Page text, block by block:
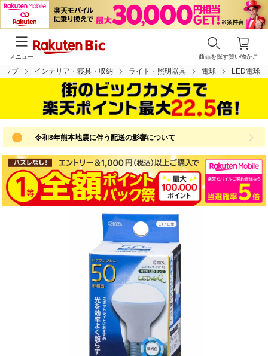
買い物かご
商品を探す
メニュー
ップ インテリア・寝具・収納 ライト・照明器具 電球 LED電球
令和8年熊本地震に伴う配送の影響について